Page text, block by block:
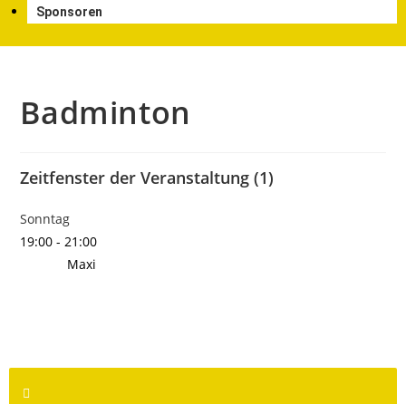
Sponsoren
Badminton
Zeitfenster der Veranstaltung (1)
Sonntag
19:00 -21:00
Maxi